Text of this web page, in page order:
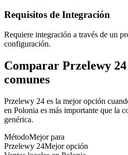
Requisitos de Integración
Requiere integración a través de un
configuración.
Comparar Przelewy
comunes
Przelewy 24 es la mejor opción
en Polonia es más importante que la
genérica.
MétodoMejor para
Przelewy 24Mejor opción